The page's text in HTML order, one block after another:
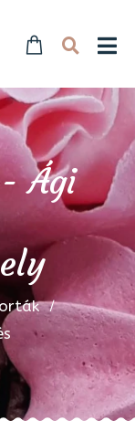
Ági